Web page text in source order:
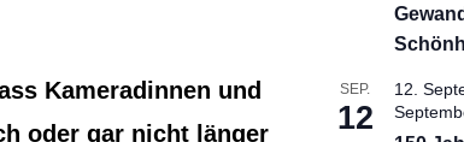
Kameradinnen und
oder gar nicht länger
SEP.
12
12.